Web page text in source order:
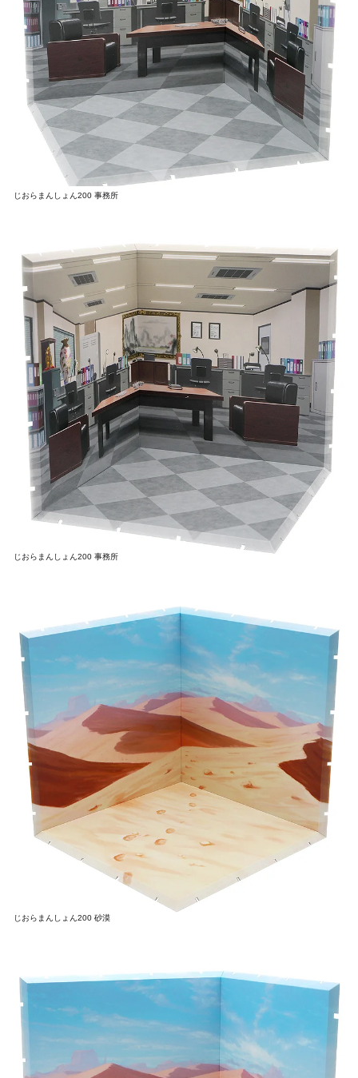
じおらまんしょん200 事務所
じおらまんしょん200 事務所
じおらまんしょん200 砂漠